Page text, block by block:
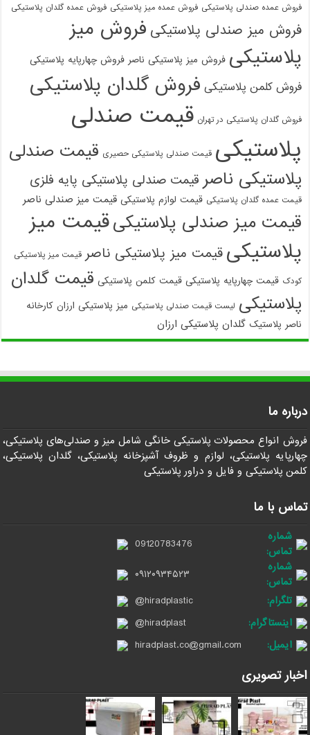
فروش عمده صندلی پلاستیکی فروش عمده میز پلاستیکی فروش عمده گلدان پلاستیکی
فروش میز صندلی پلاستیکی فروش میز
پلاستیکی فروش میز پلاستیکی ناصر فروش چهارپایه پلاستیکی
فروش کلمن پلاستیکی فروش گلدان پلاستیکی
فروش گلدان پلاستیکی در تهران قیمت صندلی
پلاستیکی قیمت صندلی پلاستیکی حصیری قیمت صندلی
پلاستیکی ناصر قیمت صندلی پلاستیکی پایه فلزی
قیمت عمده گلدان پلاستیکی قیمت لوازم پلاستیکی قیمت میز صندلی ناصر
قیمت میز صندلی پلاستیکیقیمت میز
پلاستیکی قیمت میز پلاستیکی ناصر قیمت میز پلاستیکی
کودک قیمت چهارپایه پلاستیکی قیمت کلمن پلاستیکی قیمت گلدان
پلاستیکی لیست قیمت صندلی پلاستیکی میز پلاستیکی ارزان کارخانه
ناصر پلاستیک گلدان پلاستیکی ارزان
درباره ما
فروش انواع محصولات پلاستیکی خانگی شامل میز و صندلی‌های پلاستیکی،
چهارپایه پلاستیکی، لوازم و ظروف آشپزخانه پلاستیکی، گلدان پلاستیکی،
کلمن پلاستیکی و فایل و دراور پلاستیکی
تماس با ما
شماره
تماس:
09120783476
شماره
تماس:
۰۹۱۲۰۹۳۴۵۲۳
تلگرام:
@hiradplastic
اینستاگرام:
@hiradplast
ایمیل:
hiradplast.co@gmail.com
اخبار تصویری